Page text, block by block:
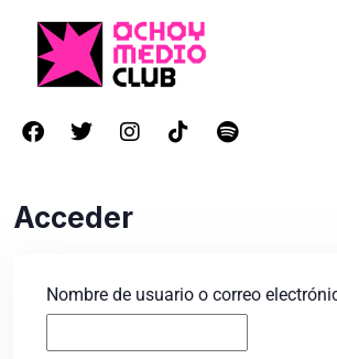
Acceder
Nombre de usuario o correo